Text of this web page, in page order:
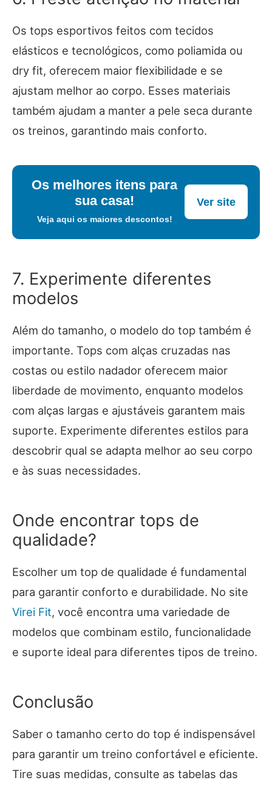
Os tops esportivos feitos com tecidos
elásticos e tecnológicos, como poliamida ou
dry fit, oferecem maior flexibilidade e se
ajustam melhor ao corpo. Esses materiais
também ajudam a manter a pele seca durante
os treinos, garantindo mais conforto.
Os melhores itens para
sua casa!
Veja aqui os maiores descontos!
Ver site
7. Experimente diferentes
modelos
Além do tamanho, o modelo do top também é
importante. Tops com alças cruzadas nas
costas ou estilo nadador oferecem maior
liberdade de movimento, enquanto modelos
com alças largas e ajustáveis garantem mais
suporte. Experimente diferentes estilos para
descobrir qual se adapta melhor ao seu corpo
e às suas necessidades.
Onde encontrar tops de
qualidade?
Escolher um top de qualidade é fundamental
para garantir conforto e durabilidade. No site
Virei Fit, você encontra uma variedade de
modelos que combinam estilo, funcionalidade
e suporte ideal para diferentes tipos de treino.
Conclusão
Saber o tamanho certo do top é indispensável
para garantir um treino confortável e eficiente.
Tire suas medidas, consulte as tabelas das